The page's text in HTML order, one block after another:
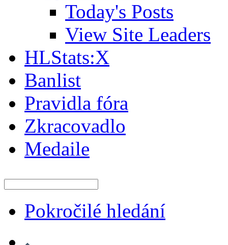
Today's Posts
View Site Leaders
HLStats:X
Banlist
Pravidla fóra
Zkracovadlo
Medaile
Pokročilé hledání